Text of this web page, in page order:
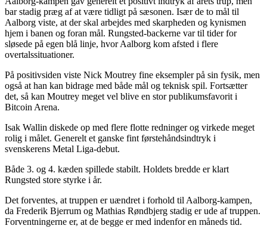
bar stadig præg af at være tidligt på sæsonen. Især de to mål til
Aalborg viste, at der skal arbejdes med skarpheden og kynismen
hjem i banen og foran mål. Rungsted-backerne var til tider for
sløsede på egen blå linje, hvor Aalborg kom afsted i flere
overtalssituationer.
På positivsiden viste Nick Moutrey fine eksempler på sin fysik, men
også at han kan bidrage med både mål og teknisk spil. Fortsætter
det, så kan Moutrey meget vel blive en stor publikumsfavorit i
Bitcoin Arena.
Isak Wallin diskede op med flere flotte redninger og virkede meget
rolig i målet. Generelt et ganske fint førstehåndsindtryk i
svenskerens Metal Liga-debut.
Både 3. og 4. kæden spillede stabilt. Holdets bredde er klart
Rungsted store styrke i år.
Det forventes, at truppen er uændret i forhold til Aalborg-kampen,
da Frederik Bjerrum og Mathias Røndbjerg stadig er ude af truppen.
Forventningerne er, at de begge er med indenfor en måneds tid.